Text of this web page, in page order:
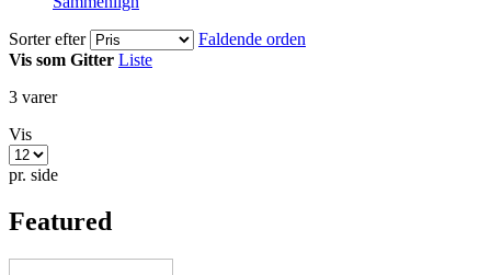
Sorter efter
Faldende orden
Vis som Gitter Liste
3 varer
Vis
pr. side
Featured